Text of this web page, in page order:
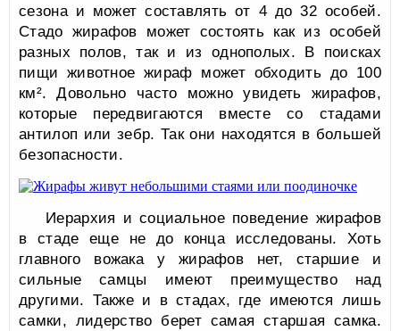
сезона и может составлять от 4 до 32 особей.
Стадо жирафов может состоять как из особей
разных полов, так и из однополых. В поисках
пищи животное жираф может обходить до 100
км². Довольно часто можно увидеть жирафов,
которые передвигаются вместе со стадами
антилоп или зебр. Так они находятся в большей
безопасности.
Иерархия и социальное поведение жирафов
в стаде еще не до конца исследованы. Хоть
главного вожака у жирафов нет, старшие и
сильные самцы имеют преимущество над
другими. Также и в стадах, где имеются лишь
самки, лидерство берет самая старшая самка.